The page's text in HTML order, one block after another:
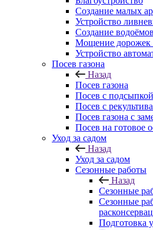
Создание малых
Устройство
Создание водоёмов
Мощение дорожек
Устройство
Посев газона
Назад
Посев газона
Посев с
Посев с
Посев газона с
Посев на готовое
Уход за садом
Назад
Уход за садом
Сезонные работы
Назад
Сезонные
Сезонные
Подготовка